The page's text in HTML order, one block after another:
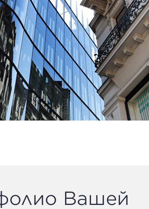
Вашей